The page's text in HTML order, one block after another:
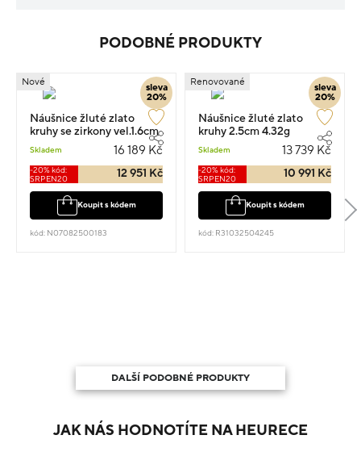
PODOBNÉ PRODUKTY
sleva
20%
Nové
Náušnice žluté zlato
kruhy se zirkony vel.1.6cm
Skladem 16 189 Kč
-20% kód:
SRPEN20
12 951 Kč
Koupit s kódem
kód: N07082500183
sleva
20%
Renovované
Náušnice žluté zlato
kruhy 2.5cm 4.32g
Skladem 13 739 Kč
-20% kód:
SRPEN20
10 991 Kč
Koupit s kódem
kód: R31032504245
DALŠÍ PODOBNÉ PRODUKTY
JAK NÁS HODNOTÍTE NA HEURECE